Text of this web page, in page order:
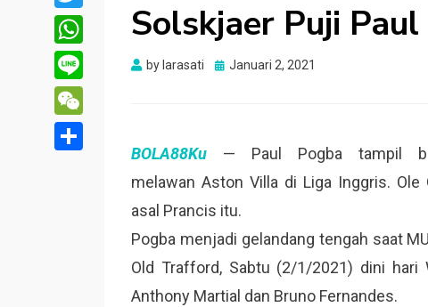
Solskjaer Puji Paul
by larasati
Posted
Januari 2, 2021
BOLA88Ku — Paul Pogba tampil
melawan Aston Villa di Liga Inggris.
asal Prancis itu.
Pogba menjadi gelandang tengah saat
Old Trafford, Sabtu (2/1/2021) dini
Anthony Martial dan Bruno Fernandes.
Twitter
WhatsApp
Line
WeChat